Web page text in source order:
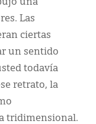
una
Las
ciertas
un sentido
todavía
retrato, la
tridimensional.